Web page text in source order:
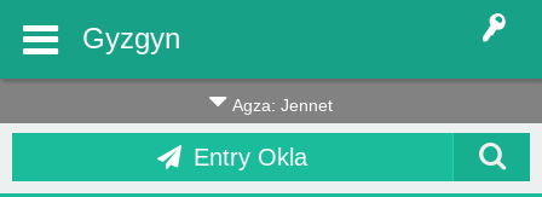
Gyzgyn
Agza: Jennet
Entry Okla